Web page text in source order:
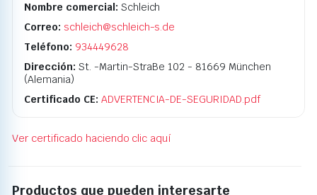
Nombre comercial: Schleich
Correo: schleich@schleich-s.de
Teléfono: 934449628
Dirección: St. -Martin-StraBe 102 - 81669 München
(Alemania)
Certificado CE: ADVERTENCIA-DE-SEGURIDAD.pdf
Ver certificado haciendo clic aquí
Productos que pueden interesarte